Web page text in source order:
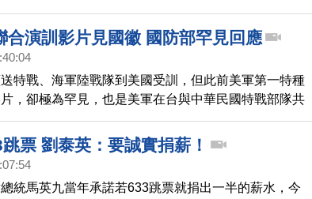
合演訓影片見國徽 國防部罕見回應
特戰、海軍陸戰隊到美國受訓，但此前美軍第一特種
，卻極為罕見，也是美軍在台與中華民國特戰部隊共
號「Balance Tamper」，首次曝光。
票 劉泰英：要誠實捐薪！
統馬英九當年承諾若633跳票就捐出一半的薪水，今